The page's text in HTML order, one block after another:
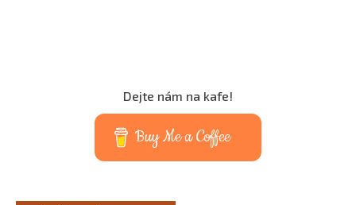
Dejte nám na kafe!
Buy Me a Coffee